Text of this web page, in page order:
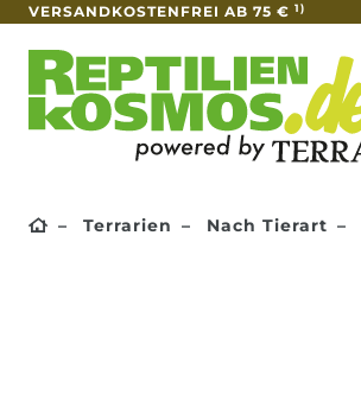
VERSANDKOSTENFREI AB 75 € 1)
Terrarien Nach Tierart